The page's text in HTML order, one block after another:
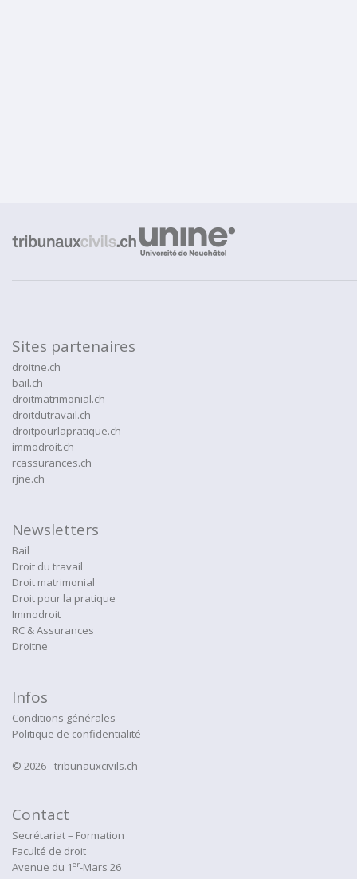
Sites partenaires
droitne.ch
bail.ch
droitmatrimonial.ch
droitdutravail.ch
droitpourlapratique.ch
immodroit.ch
rcassurances.ch
rjne.ch
Newsletters
Bail
Droit du travail
Droit matrimonial
Droit pour la pratique
Immodroit
RC & Assurances
Droitne
Infos
Conditions générales
Politique de confidentialité
© 2026 - tribunauxcivils.ch
Contact
Secrétariat – Formation
Faculté de droit
Avenue du 1er-Mars 26